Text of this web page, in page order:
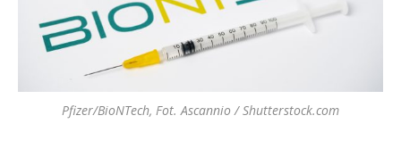
Pfizer/BioNTech, Fot. Ascannio / Shutterstock.com